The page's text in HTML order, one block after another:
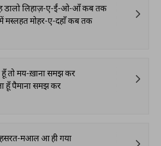
डालो लिहाज़-ए-ईं-ओ-आँ कब तक
मस्लहत मोहर-ए-दहाँ कब तक
हूँ तो मय-ख़ाना समझ कर
हूँ पैमाना समझ कर
हसरत-मआल आ ही गया